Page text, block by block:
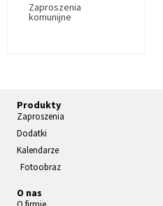
Zaproszenia
komunijne
Produkty
Zaproszenia
Dodatki
Kalendarze
Fotoobraz
O nas